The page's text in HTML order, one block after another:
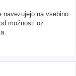
na vsebino.
možnosti oz.